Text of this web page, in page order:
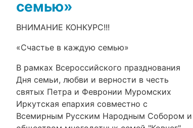
семью»
ВНИМАНИЕ КОНКУРС!!!
«Счастье в каждую семью»
В рамках Всероссийского празднования
Дня семьи, любви и верности в честь
святых Петра и Февронии Муромских
Иркутская епархия совместно с
Всемирным Русским Народным Собором и